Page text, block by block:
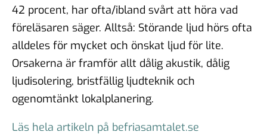
42 procent, har ofta/ibland svårt att höra vad
föreläsaren säger. Alltså: Störande ljud hörs ofta
alldeles för mycket och önskat ljud för lite.
Orsakerna är framför allt dålig akustik, dålig
ljudisolering, bristfällig ljudteknik och
ogenomtänkt lokalplanering.
Läs hela artikeln på befriasamtalet.se